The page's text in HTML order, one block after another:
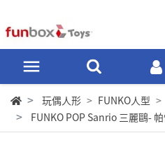
玩偶人形 FUNKO人型
FUNKO POP Sanrio 三麗鷗-